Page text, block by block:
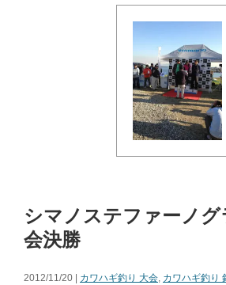
シマノステファーノ
会決勝
2012/11/20 | カワハギ釣り 大会, カワハギ釣り